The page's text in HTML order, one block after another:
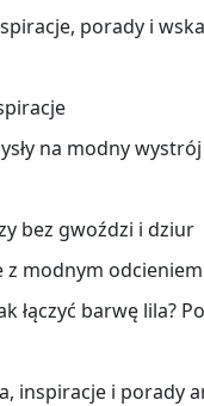
porady i
na modny wystrój
bez gwoździ i dziur
z modnym
barwę lila?
inspiracje i porady